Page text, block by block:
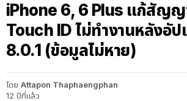
iPhone 6, 6 Plus แก้สัญ
Touch ID ไม่ทำงานหลังอัป
8.0.1 (ข้อมูลไม่หาย)
โดย Attapon Thaphaengphan
12 ปีที่แล้ว